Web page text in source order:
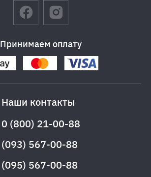
Принимаем оплату
Наши контакты
0 (800) 21-00-88
(093) 567-00-88
(095) 567-00-88